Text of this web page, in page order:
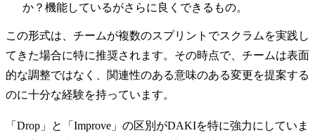
か？機能しているがさらに良くできるもの。
この形式は、チームが複数のスプリントでスクラムを実践し
てきた場合に特に推奨されます。その時点で、チームは表面
的な調整ではなく、関連性のある意味のある変更を提案する
のに十分な経験を持っています。
「Drop」と「Improve」の区別がDAKIを特に強力にしていま